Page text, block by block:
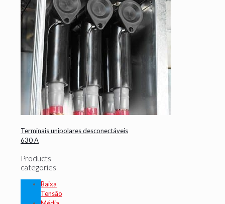
Terminais unipolares desconectáveis
630 A
Products
categories
Baixa
Tensão